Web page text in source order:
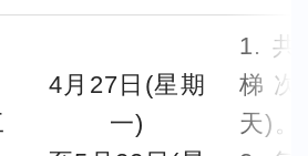
4月27日(星期
一)
1. 共
梯
天)。